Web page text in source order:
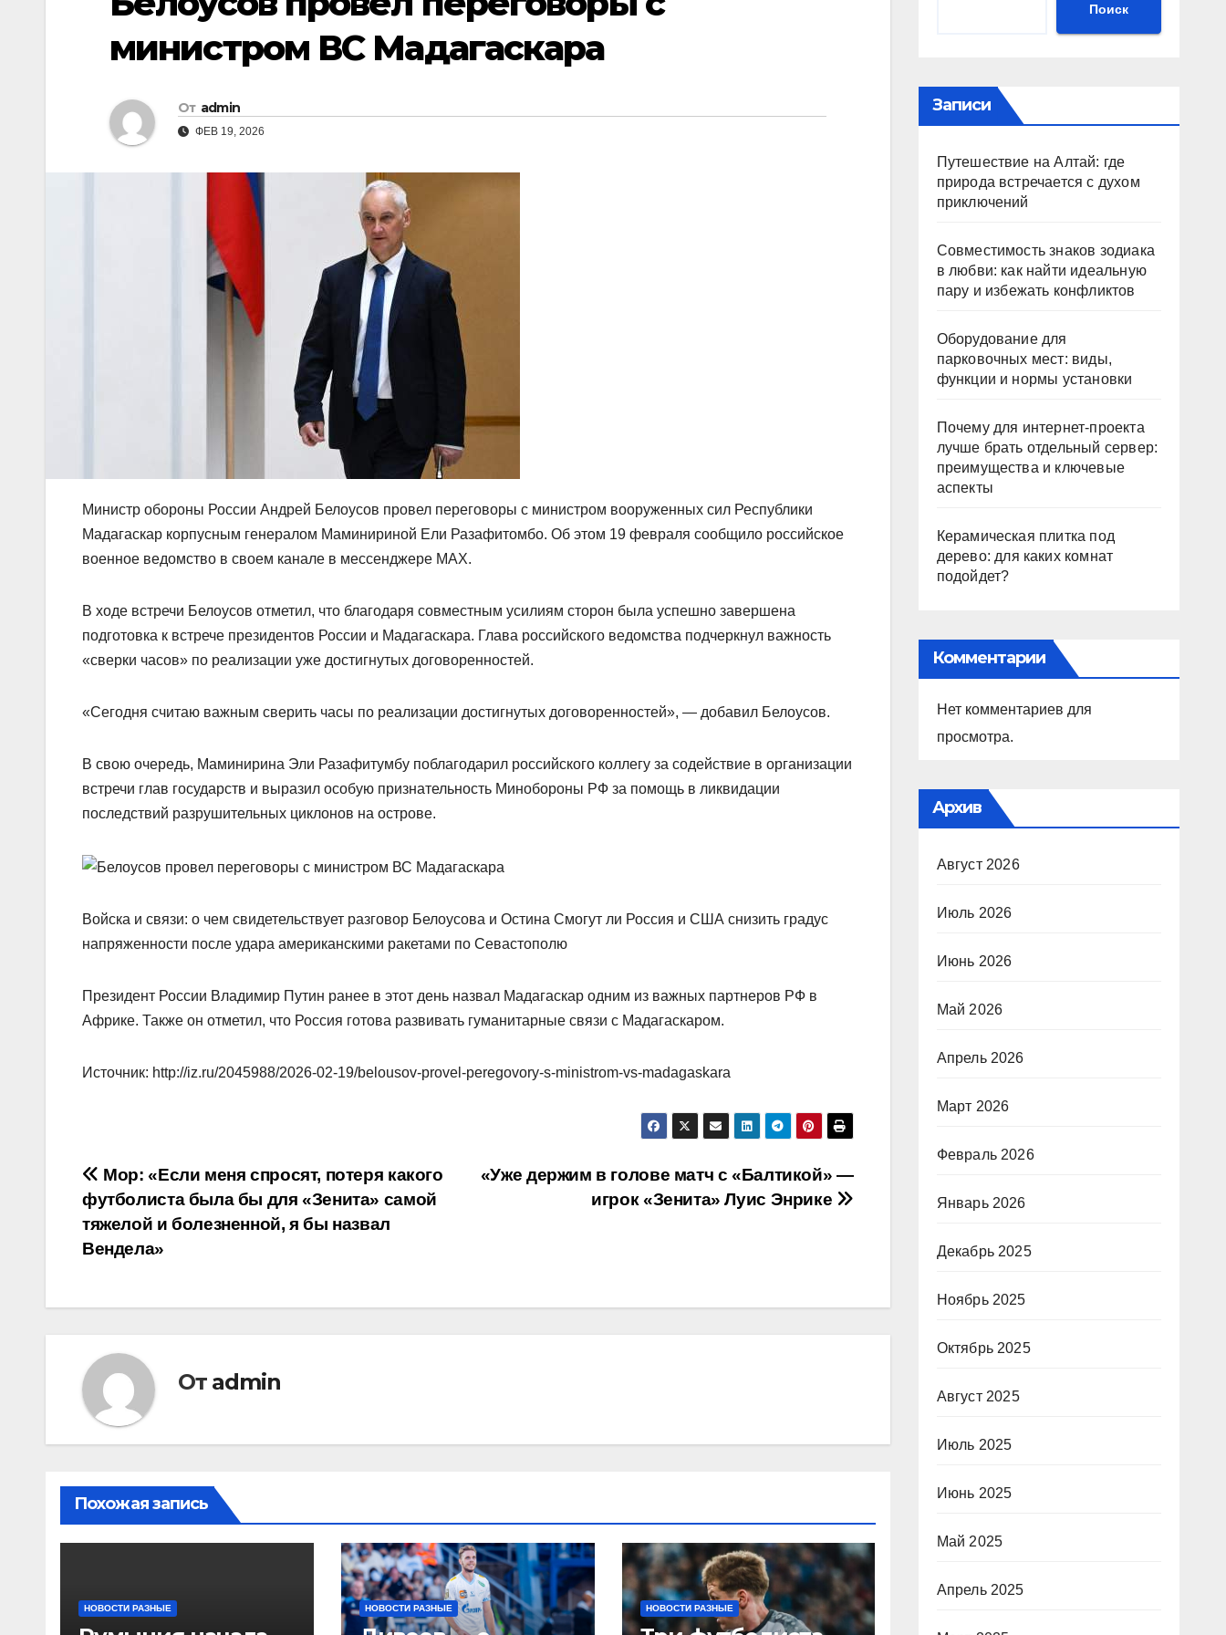
министром ВС Мадагаскара
От admin
ФЕВ 19, 2026
Министр обороны России Андрей Белоусов провел переговоры с министром вооруженных сил Республики
Мадагаскар корпусным генералом Маминириной Ели Разафитомбо. Об этом 19 февраля сообщило российское
военное ведомство в своем канале в мессенджере MAX.
В ходе встречи Белоусов отметил, что благодаря совместным усилиям сторон была успешно завершена
подготовка к встрече президентов России и Мадагаскара. Глава российского ведомства подчеркнул важность
«сверки часов» по реализации уже достигнутых договоренностей.
«Сегодня считаю важным сверить часы по реализации достигнутых договоренностей», — добавил Белоусов.
В свою очередь, Маминирина Эли Разафитумбу поблагодарил российского коллегу за содействие в организации
встречи глав государств и выразил особую признательность Минобороны РФ за помощь в ликвидации
последствий разрушительных циклонов на острове.
Войска и связи: о чем свидетельствует разговор Белоусова и Остина Смогут ли Россия и США снизить градус
напряженности после удара американскими ракетами по Севастополю
Президент России Владимир Путин ранее в этот день назвал Мадагаскар одним из важных партнеров РФ в
Африке. Также он отметил, что Россия готова развивать гуманитарные связи с Мадагаскаром.
Источник: http://iz.ru/2045988/2026-02-19/belousov-provel-peregovory-s-ministrom-vs-madagaskara
Навигация
по
записям
«Уже держим в голове матч с «Балтикой» —
игрок «Зенита» Луис Энрике
Мор: «Если меня спросят, потеря какого
футболиста была бы для «Зенита» самой
тяжелой и болезненной, я бы назвал
Вендела»
От admin
Похожая запись
НОВОСТИ РАЗНЫЕ НОВОСТИ РАЗНЫЕ НОВОСТИ РАЗНЫЕ
Поиск
Записи
Путешествие на Алтай: где
природа встречается с духом
приключений
Совместимость знаков зодиака
в любви: как найти идеальную
пару и избежать конфликтов
Оборудование для
парковочных мест: виды,
функции и нормы установки
Почему для интернет-проекта
лучше брать отдельный сервер:
преимущества и ключевые
аспекты
Керамическая плитка под
дерево: для каких комнат
подойдет?
Комментарии
Нет комментариев для
просмотра.
Архив
Август 2026
Июль 2026
Июнь 2026
Май 2026
Апрель 2026
Март 2026
Февраль 2026
Январь 2026
Декабрь 2025
Ноябрь 2025
Октябрь 2025
Август 2025
Июль 2025
Июнь 2025
Май 2025
Апрель 2025